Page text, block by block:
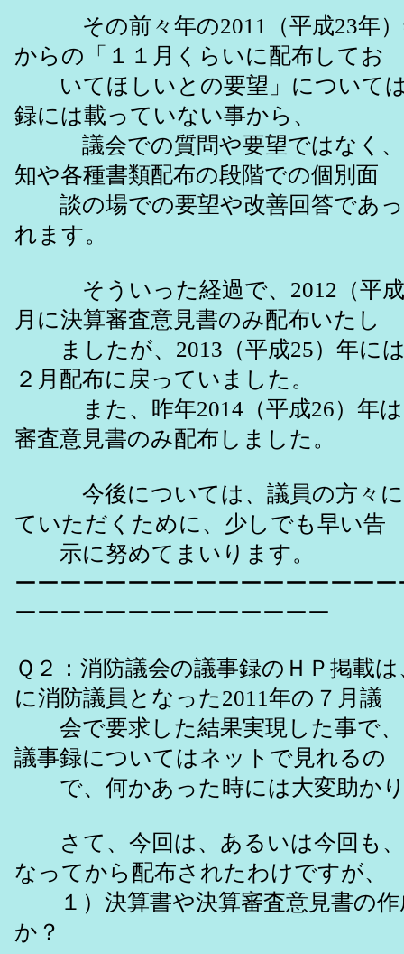
その前々年の2011（平成23年）
からの「１１月くらいに配布してお
いてほしいとの要望」について
録には載っていない事から、
議会での質問や要望ではなく、
知や各種書類配布の段階での個別面
談の場での要望や改善回答であっ
れます。
そういった経過で、2012（平成
月に決算審査意見書のみ配布いたし
ましたが、2013（平成25）年に
２月配布に戻っていました。
また、昨年2014（平成26）年は
審査意見書のみ配布しました。
今後については、議員の方々に
ていただくために、少しでも早い告
示に努めてまいります。
ーーーーーーーーーーーーーーーー
ーーーーーーーーーーーーーー
Ｑ２：消防議会の議事録のＨＰ掲載
に消防議員となった2011年の７月議
会で要求した結果実現した事で、
議事録についてはネットで見れるの
で、何かあった時には大変助か
さて、今回は、あるいは今回も、
なってから配布されたわけですが、
１）決算書や決算審査意見書の作
か？